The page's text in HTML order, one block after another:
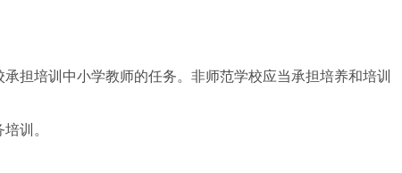
担培训中小学教师的任务。非师范学校应当承担培养和培训
训。